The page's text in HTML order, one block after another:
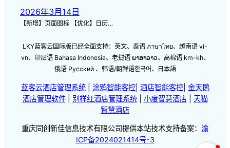
2026年3月14日
【新增】页面图标 【优化】日历…
LKY蓝客云国际版已经全面支持：英文、泰语 ภาษาไทย、越南语 vi-
vn、印尼语 Bahasa Indonesia、老挝语 ພາສາລາວ、高棉语 km-kh、
俄语 Русский 、韩语/朝鲜语한국어、日本語
蓝客云酒店管理系统| 涂鸦智能客控| 酒店智能客控| 金天鹅
酒店管理软件| 别样红酒店管理系统| 小度智慧酒店| 天猫
智慧酒店
重庆同创新佳信息技术有限公司提供本站技术支持备案： 渝
ICP备2024021414号-3